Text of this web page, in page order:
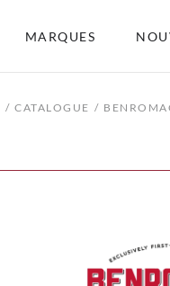
MARQUES
CATALOGUE